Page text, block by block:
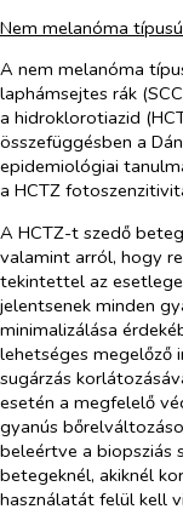
Nem melanóma
A nem melanóma
laphámsejtes rák
a hidroklorotiazid
összefüggésben a
epidemiológiai
a HCTZ
A HCTZ-t szedő
valamint arról, hogy
tekintettel az
jelentsenek minden
minimalizálása
lehetséges megelőző
sugárzás
esetén a megfelelő
gyanús
beleértve a biopsziás
betegeknél, akiknél
használatát felül kell